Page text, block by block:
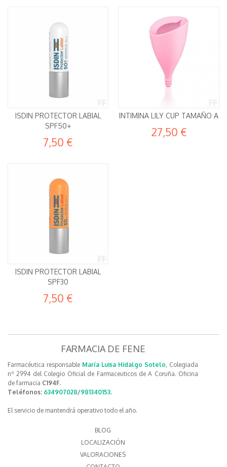
ISDIN PROTECTOR LABIAL
SPF50+
7,50 €
INTIMINA LILY CUP TAMAÑO A
27,50 €
ISDIN PROTECTOR LABIAL
SPF30
7,50 €
FARMACIA DE FENE
Farmacéutica responsable María Luisa Hidalgo Sotelo, Colegiada
nº 2994 del Colegio Oficial de Farmaceuticos de A Coruña. Oficina
de farmacia C194F.
Teléfonos: 634907028/981340153.
El servicio de mantendrá operativo todo el año.
BLOG
LOCALIZACIÓN
VALORACIONES